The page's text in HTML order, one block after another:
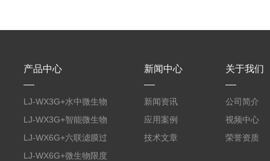
产品中心
LJ-WX3G+水中微生物
膜过滤装置
LJ-WX3G+智能微生物
限度仪
LJ-WX6G+六联滤膜过
滤器
LJ-WX6G+微生物限度
新闻中心
新闻资讯
应用案例
技术文章
关于我们
公司简介
视频中心
荣誉资质